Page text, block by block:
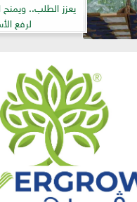
يعزز الطلب..
لرفع